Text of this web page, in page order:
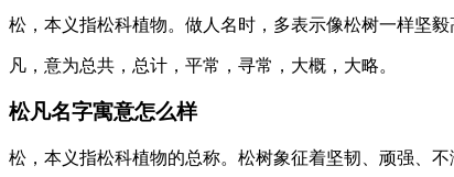
松 ，本义指松科植物。做人名时，多表示像松树一样坚
凡 ，意为总共，总计，平常，寻常，大概，大略。
松凡名字寓意怎么样
松 ，本义指松科植物的总称。松树象征着坚韧、顽强、不